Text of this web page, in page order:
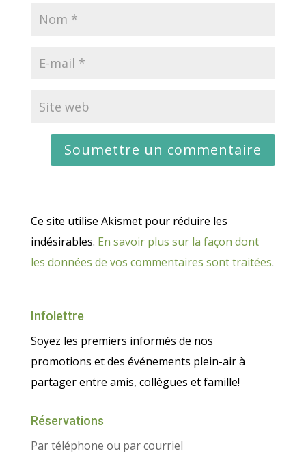
Ce site utilise Akismet pour réduire les
indésirables. En savoir plus sur la façon dont
les données de vos commentaires sont traitées.
Infolettre
Soyez les premiers informés de nos
promotions et des événements plein-air à
partager entre amis, collègues et famille!
Réservations
Par téléphone ou par courriel